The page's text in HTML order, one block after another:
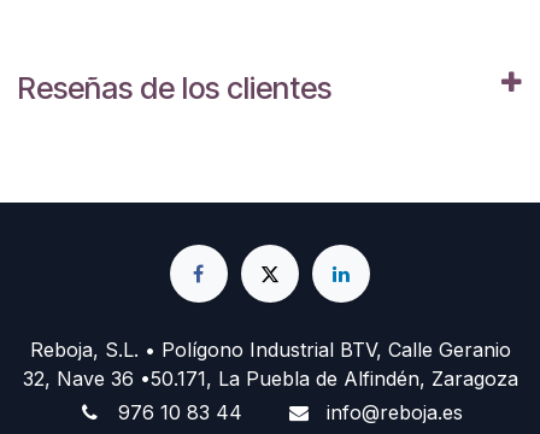
Reseñas de los clientes
Reboja, S.L. • Polígono Industrial BTV, Calle Geranio
32, Nave 36 •50.171, La Puebla de Alfindén, Zaragoza
976 10 83 44
info@reboja.es